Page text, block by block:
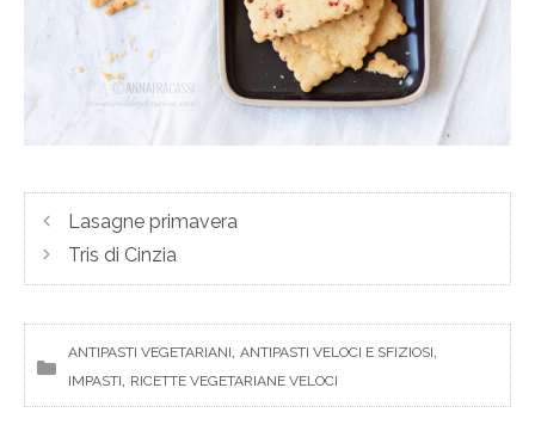
Lasagne primavera
Tris di Cinzia
ANTIPASTI VEGETARIANI, ANTIPASTI VELOCI E SFIZIOSI
IMPASTI, RICETTE VEGETARIANE VELOCI